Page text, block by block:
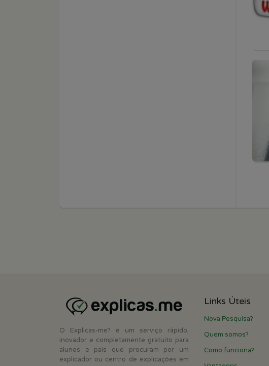
O Explicas-me? é um serviço rápido,
inovador e completamente gratuito para
alunos e pais que procuram por um
explicador ou centro de explicações em
Links Úteis
Nova Pesquisa?
Quem somos?
Como funciona?